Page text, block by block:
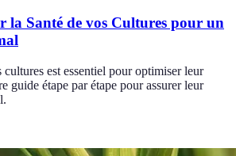
la Santé de vos Cultures pour un
est essentiel pour optimiser leur
guide étape par étape pour assurer leur